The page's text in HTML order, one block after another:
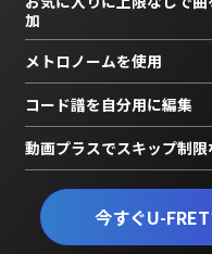
今すぐU-
加
メトロノームを使用
コード譜を自分用に編集
動画プラスでスキップ制限